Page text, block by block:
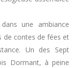
une ambiance
de contes de fées et
Un des Sept
Dormant, à peine